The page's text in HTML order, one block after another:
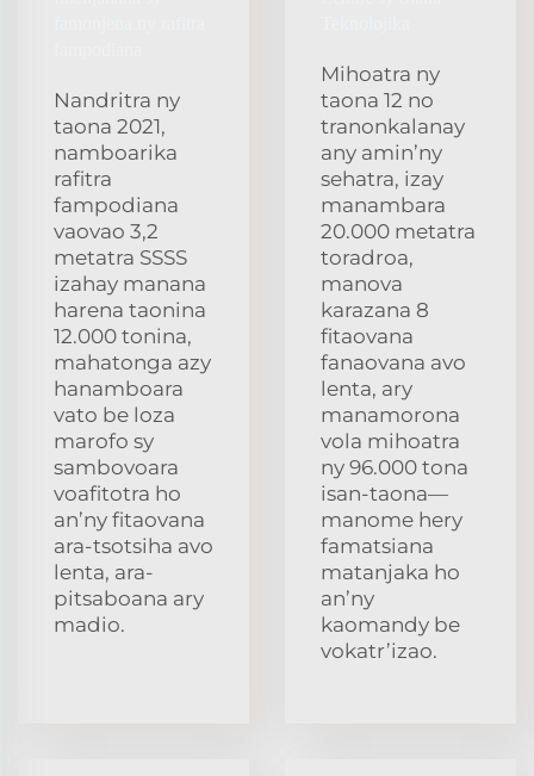
Nandritra ny
taona 2021,
namboarika
rafitra
fampodiana
vaovao 3,2
metatra SSSS
izahay manana
harena taonina
12.000 tonina,
mahatonga azy
hanamboara
vato be loza
marofo sy
sambovoara
voafitotra ho
an’ny fitaovana
ara-tsotsiha avo
lenta, ara-
pitsaboana ary
madio.
Mihoatra ny
taona 12 no
tranonkalanay
any amin’ny
sehatra, izay
manambara
20.000 metatra
toradroa,
manova
karazana 8
fitaovana
fanaovana avo
lenta, ary
manamorona
vola mihoatra
ny 96.000 tona
isan-taona—
manome hery
famatsiana
matanjaka ho
an’ny
kaomandy be
vokatr’izao.